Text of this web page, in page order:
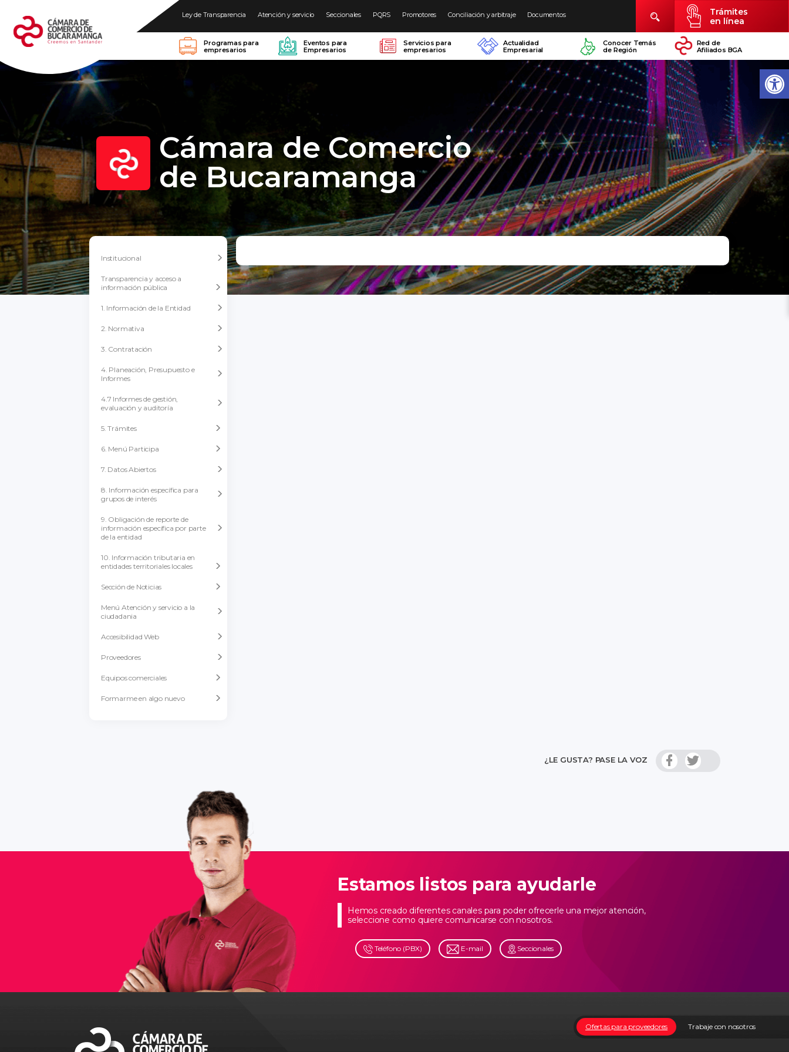
Ley de Transparencia Atención y servicio Seccionales PQRS Promotores Conciliación y arbitraje Documentos
Trámites
en línea
Programas para
empresarios
Eventos para
Empresarios
Servicios para
empresarios
Actualidad
Empresarial
Conocer Temás
de Región
Red de
Afiliados BGA
Cámara de Comercio
de Bucaramanga
Institucional
Transparencia y acceso a
información pública
1. Información de la Entidad
2. Normativa
3. Contratación
4. Planeación, Presupuesto e
Informes
4.7 Informes de gestión,
evaluación y auditoría
5. Trámites
6. Menú Participa
7. Datos Abiertos
8. Información específica para
grupos de interés
9. Obligación de reporte de
información específica por parte
de la entidad
10. Información tributaria en
entidades territoriales locales
Sección de Noticias
Menú Atención y servicio a la
ciudadania
Accesibilidad Web
Proveedores
Equipos comerciales
Formarme en algo nuevo
¿LE GUSTA? PASE LA VOZ
Estamos listos para ayudarle
Hemos creado diferentes canales para poder ofrecerle una mejor atención,
seleccione como quiere comunicarse con nosotros.
Teléfono (PBX) E-mail Seccionales
Trabaje con nosotros
Ofertas para proveedores